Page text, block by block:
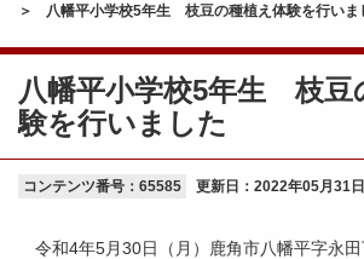
八幡平小学校5年生 枝豆の種植え体験を行いま
八幡平小学校5年生 枝豆
験を行いました
コンテンツ番号：65585 更新日： 2022年05月31日
令和4年5月30日（月）鹿角市八幡平字永田